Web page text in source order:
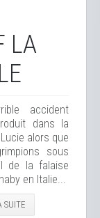
LA
accident
dans la
alors que
sous
de la falaise
en Italie...
SUITE